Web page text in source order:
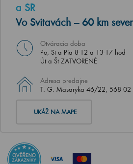
a SR
Vo Svitavách – 60 km
Otváracia doba
Po, St a Pia 8-12 a 13-17 hod
Út a Št ZATVORENÉ
Adresa predajne
T. G. Masaryka 46/22, 568 02
UKÁŽ NA MAPE